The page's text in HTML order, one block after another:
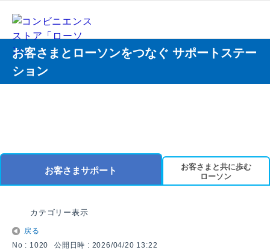
お客さまとローソンをつなぐ サポートステー
ション
お客さまサポート
お客さまと共に歩む
ローソン
カテゴリー表示
戻る
No : 1020
公開日時 : 2026/04/20 13:22